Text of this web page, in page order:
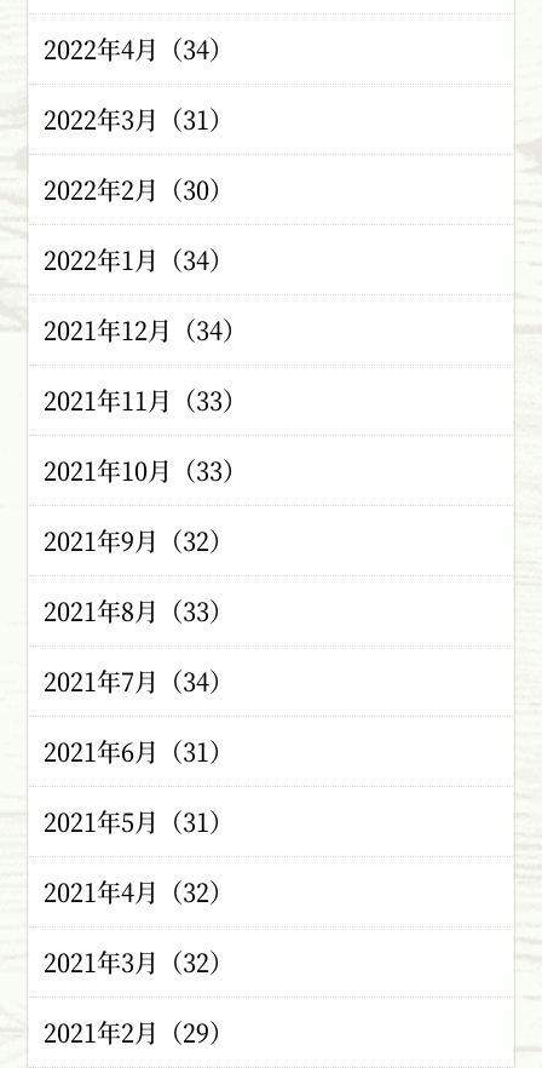
2022年4月（34）
2022年3月（31）
2022年2月（30）
2022年1月（34）
2021年12月（34）
2021年11月（33）
2021年10月（33）
2021年9月（32）
2021年8月（33）
2021年7月（34）
2021年6月（31）
2021年5月（31）
2021年4月（32）
2021年3月（32）
2021年2月（29）